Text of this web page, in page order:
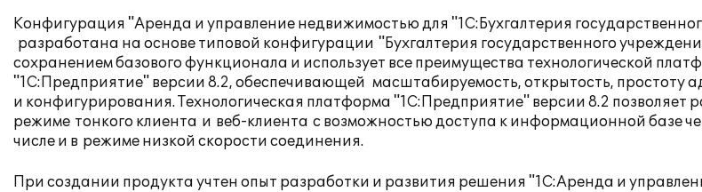
Конфигурация "Аренда и управление недвижимостью для "1С:Бухгалтерия
разработана на основе типовой конфигурации "Бухгалтерия государственного
сохранением базового функционала и использует все преимущества технологической
"1С:Предприятие" версии 8.2, обеспечивающей масштабируемость, открытость, простоту
и конфигурирования. Технологическая платформа "1С:Предприятие" версии 8.2 позволяет
режиме тонкого клиента и веб-клиента с возможностью доступа к информационной базе
числе и в режиме низкой скорости соединения.
При создании продукта учтен опыт разработки и развития решения "1С:Аренда и